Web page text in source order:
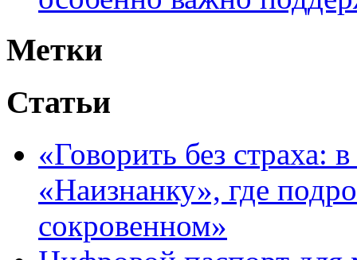
Метки
Статьи
«Говорить без страха:
«Наизнанку», где
сокровенном»